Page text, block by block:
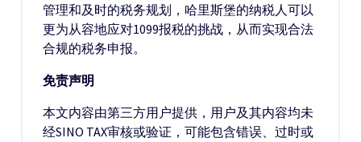
管理和及时的税务规划，哈里斯堡的纳税人可以
更为从容地应对1099报税的挑战，从而实现合法
合规的税务申报。
免责声明
本文内容由第三方用户提供，用户及其内容均未
经SINO TAX审核或验证，可能包含错误、过时或